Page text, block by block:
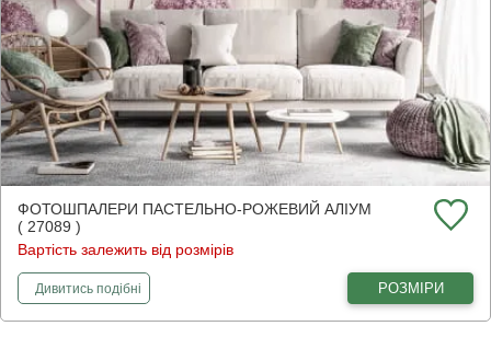
ФОТОШПАЛЕРИ ПАСТЕЛЬНО-РОЖЕВИЙ АЛІУМ
( 27089 )
Вартість залежить від розмірів
Дивитисьфотошпалери
подібні РОЗМІРИ